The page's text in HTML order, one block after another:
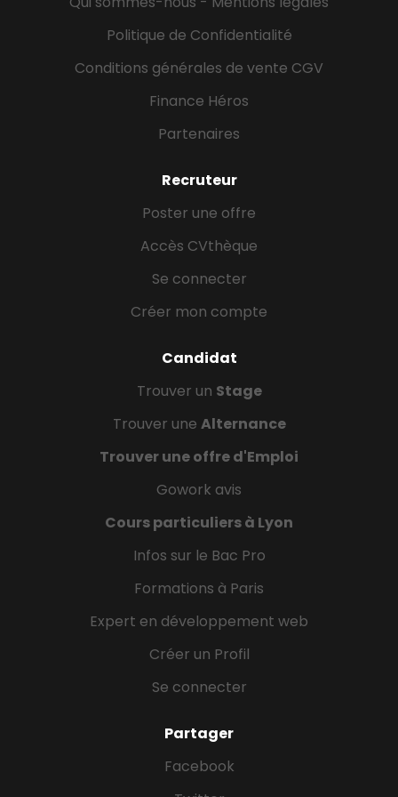
informatiques. Vous possédez un bon niveau
d’anglais, à l’écrit comme à l’oral, et souhaitez
Politique de Confidentialité
Conditions générales de vente CGV
Finance Héros
Partenaires
Recruteur
Poster une offre
Accès CVthèque
Se connecter
Créer mon compte
Candidat
Trouver un Stage
Trouver une Alternance
Trouver une offre d'Emploi
Gowork avis
Cours particuliers à Lyon
Infos sur le Bac Pro
Formations à Paris
Expert en développement web
Créer un Profil
Se connecter
Partager
Facebook